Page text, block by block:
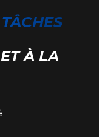
ET À LA